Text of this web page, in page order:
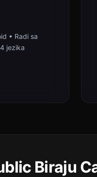
• Radi sa
jezika
Biraju